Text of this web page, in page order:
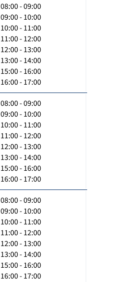
08:00 - 09:00
09:00 - 10:00
10:00 - 11:00
11:00 - 12:00
12:00 - 13:00
13:00 - 14:00
15:00 - 16:00
16:00 - 17:00
08:00 - 09:00
09:00 - 10:00
10:00 - 11:00
11:00 - 12:00
12:00 - 13:00
13:00 - 14:00
15:00 - 16:00
16:00 - 17:00
08:00 - 09:00
09:00 - 10:00
10:00 - 11:00
11:00 - 12:00
12:00 - 13:00
13:00 - 14:00
15:00 - 16:00
16:00 - 17:00